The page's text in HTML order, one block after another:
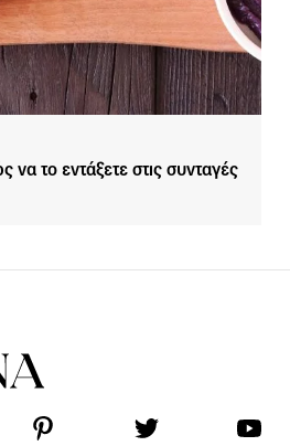
να το εντάξετε στις συνταγές